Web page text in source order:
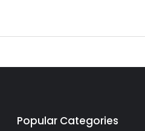
Popular Categories